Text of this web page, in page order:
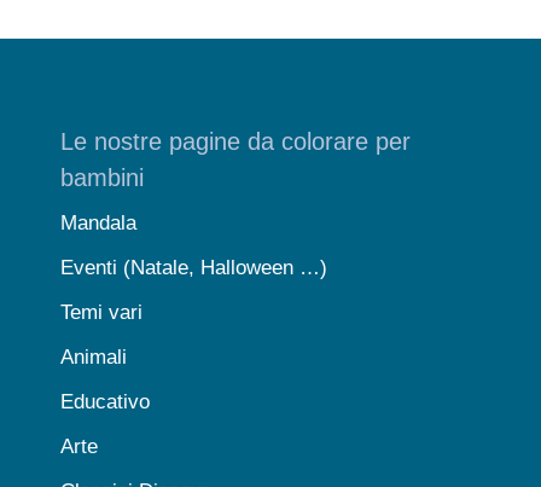
Le nostre pagine da colorare per
bambini
Mandala
Eventi (Natale, Halloween …)
Temi vari
Animali
Educativo
Arte